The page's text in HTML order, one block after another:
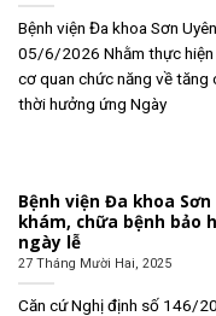
Bệnh viện Đa khoa Sơn
05/6/2026 Nhằm thực hiện
cơ quan chức năng về
thời hưởng ứng Ngày
Bệnh viện Đa khoa
khám, chữa bệnh bảo
ngày lễ
27 Tháng Mười Hai, 2025
Căn cứ Nghị định số 146/